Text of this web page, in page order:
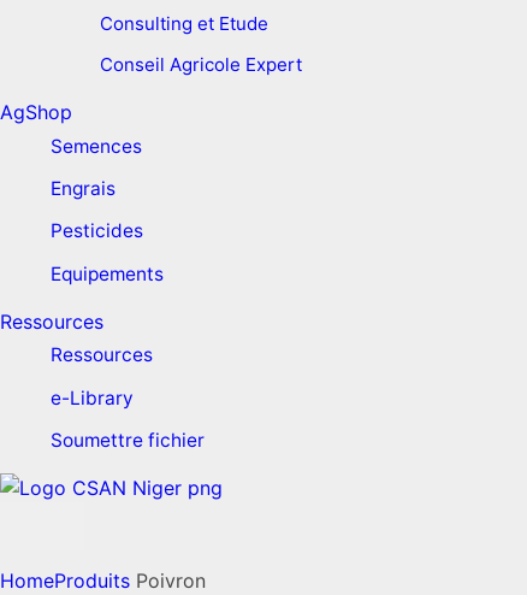
Consulting et Etude
Conseil Agricole Expert
AgShop
Semences
Engrais
Pesticides
Equipements
Ressources
Ressources
e-Library
Soumettre fichier
HomeProduits Poivron